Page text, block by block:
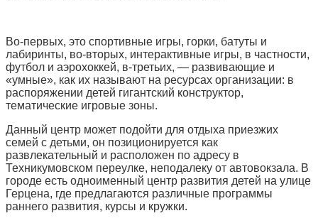
Во-первых, это спортивные игры, горки, батуты и
лабиринты, во-вторых, интерактивные игры, в частности,
футбол и аэрохоккей, в-третьих, — развивающие и
«умные», как их называют на ресурсах организации: в
распоряжении детей гигантский конструктор,
тематические игровые зоны.
Данный центр может подойти для отдыха приезжих
семей с детьми, он позиционируется как
развлекательный и расположен по адресу в
Техникумовском переулке, неподалеку от автовокзала. В
городе есть одноименный центр развития детей на улице
Герцена, где предлагаются различные программы
раннего развития, курсы и кружки.